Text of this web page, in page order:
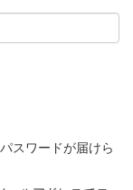
スワードが届けら